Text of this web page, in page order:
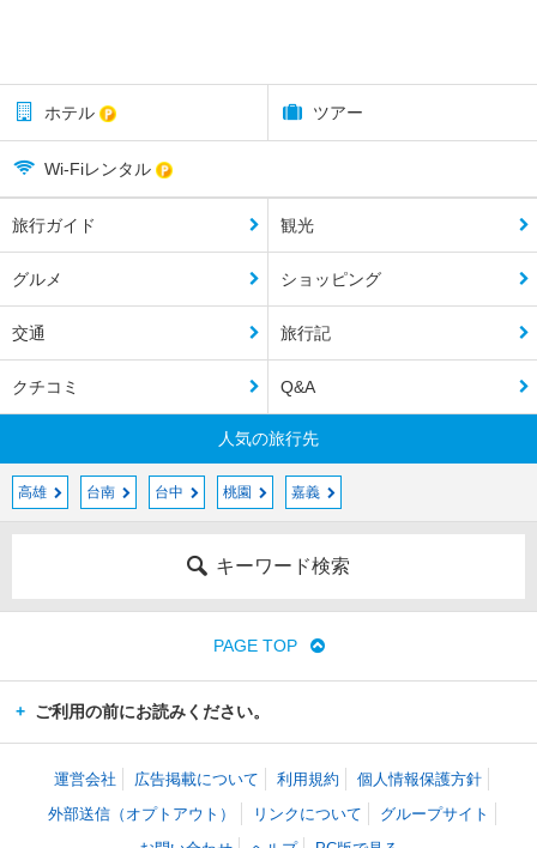
ホテル ツアー
Wi-Fiレンタル
旅行ガイド 観光
グルメ ショッピング
交通 旅行記
クチコミ Q&A
人気の旅行先
高雄 台南 台中 桃園 嘉義
キーワード検索
PAGE TOP
ご利用の前にお読みください。
運営会社 広告掲載について 利用規約
個人情報保護方針
外部送信（オプトアウト）
リンクについて
グループサイト